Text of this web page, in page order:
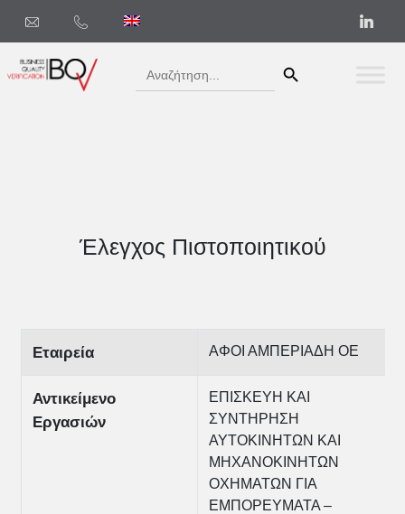
Search
for:
Έλεγχος Πιστοποιητικού
Εταιρεία ΑΦΟΙ ΑΜΠΕΡΙΑΔΗ ΟΕ
Αντικείμενο
Εργασιών
ΕΠΙΣΚΕΥΗ ΚΑΙ
ΣΥΝΤΗΡΗΣΗ
ΑΥΤΟΚΙΝΗΤΩΝ ΚΑΙ
ΜΗΧΑΝΟΚΙΝΗΤΩΝ
ΟΧΗΜΑΤΩΝ ΓΙΑ
ΕΜΠΟΡΕΥΜΑΤΑ –